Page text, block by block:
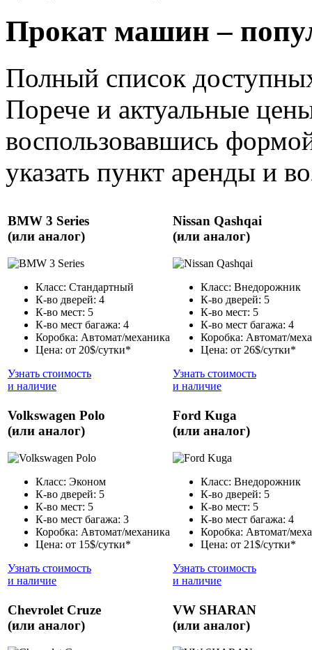
Прокат машин –
Полный список
Порече и актуальные
воспользовавшись
указать пункт аренды и
BMW 3 Series
(или аналог)
Класс: Стандартный
К-во дверей: 4
К-во мест: 5
К-во мест багажа: 4
Коробка: Автомат/механика
Цена: от 20$/сутки*
Узнать стоимость
и наличие
Nissan Qashqai
(или аналог)
Класс: Внедорожник
К-во дверей: 5
К-во мест: 5
К-во мест багажа: 4
Коробка: Автомат/
Цена: от 26$/сутки*
Узнать стоимость
и наличие
Volkswagen Polo
(или аналог)
Класс: Эконом
К-во дверей: 5
К-во мест: 5
К-во мест багажа: 3
Коробка: Автомат/механика
Цена: от 15$/сутки*
Узнать стоимость
и наличие
Ford Kuga
(или аналог)
Класс: Внедорожник
К-во дверей: 5
К-во мест: 5
К-во мест багажа: 4
Коробка: Автомат/
Цена: от 21$/сутки*
Узнать стоимость
и наличие
Chevrolet Cruze
(или аналог)
VW SHARAN
(или аналог)